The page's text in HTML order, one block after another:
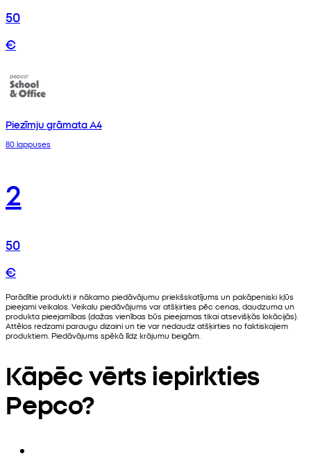
50
€
Piezīmju grāmata A4
80 lappuses
2
50
€
Parādītie produkti ir nākamo piedāvājumu priekšskatījums un pakāpeniski kļūs
pieejami veikalos. Veikalu piedāvājums var atšķirties pēc cenas, daudzuma un
produkta pieejamības (dažas vienības būs pieejamas tikai atsevišķās lokācijās).
Attēlos redzami paraugu dizaini un tie var nedaudz atšķirties no faktiskajiem
produktiem. Piedāvājums spēkā līdz krājumu beigām.
Kāpēc vērts iepirkties
Pepco?